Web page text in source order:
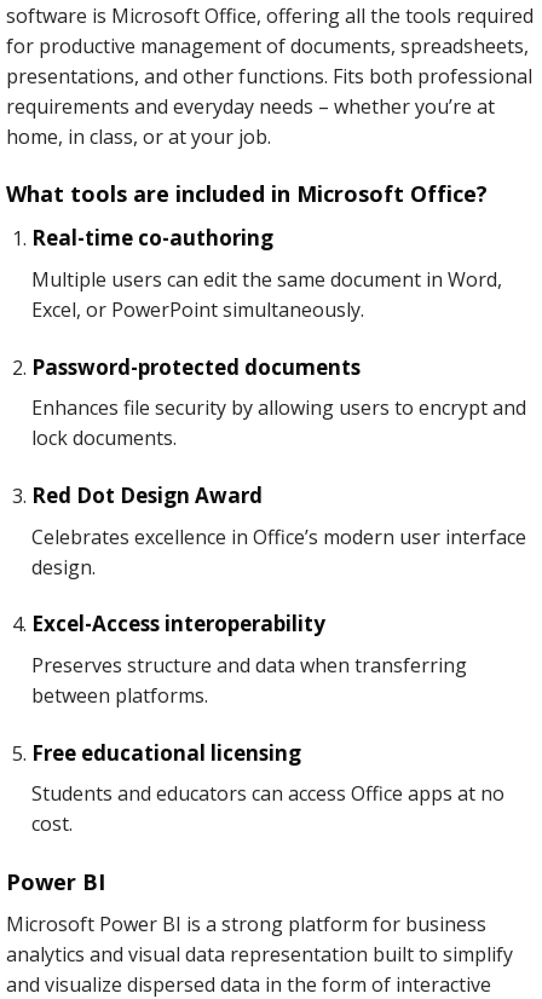
software is Microsoft Office, offering all the tools required
for productive management of documents, spreadsheets,
presentations, and other functions. Fits both professional
requirements and everyday needs – whether you’re at
home, in class, or at your job.
What tools are included in Microsoft Office?
Real-time co-authoring
Multiple users can edit the same document in Word,
Excel, or PowerPoint simultaneously.
Password-protected documents
Enhances file security by allowing users to encrypt and
lock documents.
Red Dot Design Award
Celebrates excellence in Office’s modern user interface
design.
Excel-Access interoperability
Preserves structure and data when transferring
between platforms.
Free educational licensing
Students and educators can access Office apps at no
cost.
Power BI
Microsoft Power BI is a strong platform for business
analytics and visual data representation built to simplify
and visualize dispersed data in the form of interactive